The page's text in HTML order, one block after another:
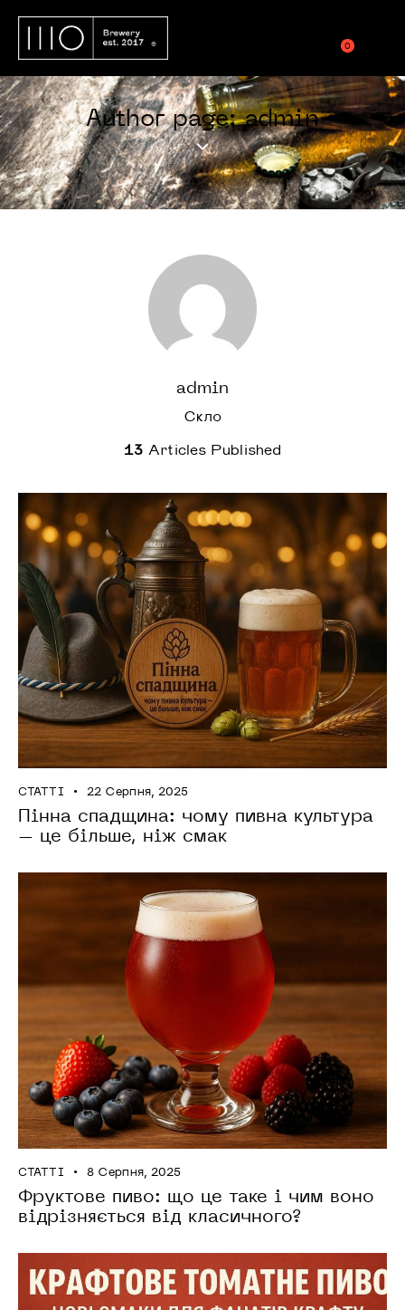
0
Author page: admin
admin
Скло
13 Articles Published
СТАТТІ 22 Серпня, 2025
Пінна спадщина: чому пивна культура
– це більше, ніж смак
СТАТТІ 8 Серпня, 2025
Фруктове пиво: що це таке і чим воно
відрізняється від класичного?